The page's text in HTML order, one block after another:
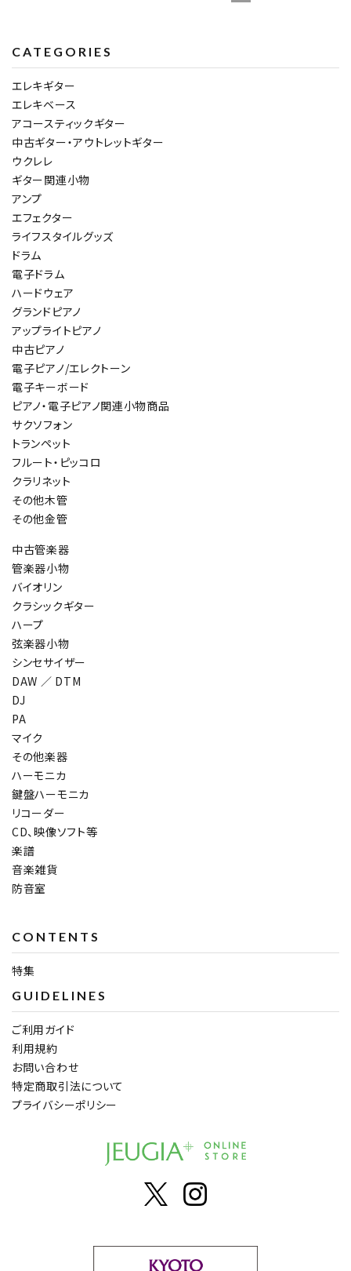
CATEGORIES
エレキギター
エレキベース
アコースティックギター
中古ギター・アウトレットギター
ウクレレ
ギター関連小物
アンプ
エフェクター
ライフスタイルグッズ
ドラム
電子ドラム
ハードウェア
グランドピアノ
アップライトピアノ
中古ピアノ
電子ピアノ/エレクトーン
電子キーボード
ピアノ・電子ピアノ関連小物商品
サクソフォン
トランペット
フルート・ピッコロ
クラリネット
その他木管
その他金管
中古管楽器
管楽器小物
バイオリン
クラシックギター
ハープ
弦楽器小物
シンセサイザー
DAW ／ DTM
DJ
PA
マイク
その他楽器
ハーモニカ
鍵盤ハーモニカ
リコーダー
CD、映像ソフト等
楽譜
音楽雑貨
防音室
CONTENTS
特集
GUIDELINES
ご利用ガイド
利用規約
お問い合わせ
特定商取引法について
プライバシーポリシー